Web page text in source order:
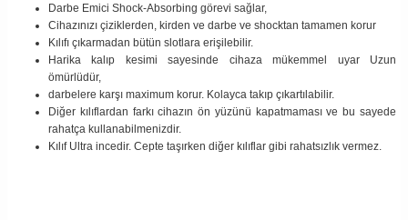
Darbe Emici Shock-Absorbing görevi sağlar,
Cihazınızı çiziklerden, kirden ve darbe ve shocktan tamamen korur
Kılıfı çıkarmadan bütün slotlara erişilebilir.
Harika kalıp kesimi sayesinde cihaza mükemmel uyar Uzun
ömürlüdür,
darbelere karşı maximum korur. Kolayca takıp çıkartılabilir.
Diğer kılıflardan farkı cihazın ön yüzünü kapatmaması ve bu sayede
rahatça kullanabilmenizdir.
Kılıf Ultra incedir. Cepte taşırken diğer kılıflar gibi rahatsızlık vermez.